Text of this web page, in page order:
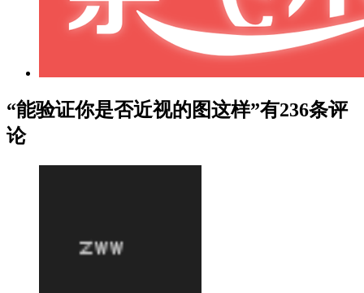
“能验证你是否近视的图这样”有236条评
论